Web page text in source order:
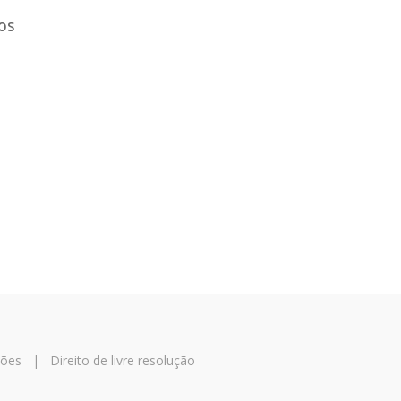
| Direito de livre resolução